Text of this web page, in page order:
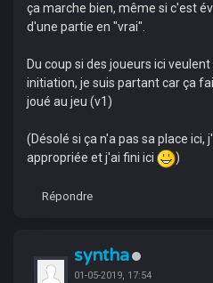
ça marche bien, même si c'est
d'une partie en "vrai".
Du coup si des joueurs ici
initiation, je suis partant car ça
joué au jeu (v1)
(Désolé si ça n'a pas sa place ici,
appropriée et j'ai fini ici
)
Répondre
syntha
01-05-2019, 17:54